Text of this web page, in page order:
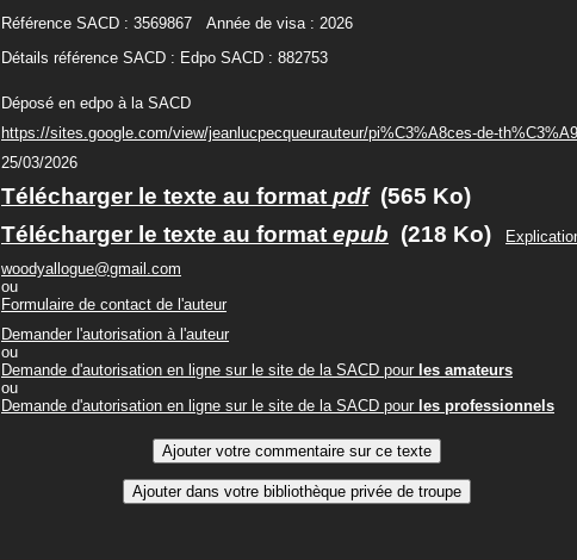
Référence SACD : 3569867 Année de visa : 2026
Détails référence SACD : Edpo SACD : 882753
Déposé en edpo à la SACD
https://sites.google.com/view/jeanlucpecqueurauteur/pi%C3%A8ces-de-
25/03/2026
Télécharger le texte au format pdf(565 Ko)
Télécharger le texte au format epub (218 Ko)
woodyallogue@gmail.com
ou
Formulaire de contact de l'auteur
Demander l'autorisation à l'auteur
ou
Demande d'autorisation en ligne sur le site de la SACD pour les amateurs
ou
Demande d'autorisation en ligne sur le site de la SACD pour les professionnels